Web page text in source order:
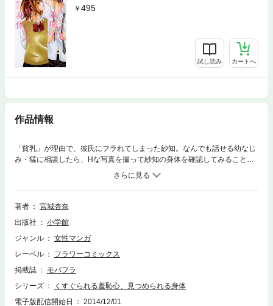
495
試し読み カートへ
作品情報
「貧乳」が理由で、彼氏にフラれてしまった紗知。なんでも話せる幼なじ
み・猛に相談したら、Hな写真を撮って紗知の身体を確認してみること
に！その日から、誰にも言えない秘密の撮影会が始まった…！？猛のこと
なんてなんとも思っていなかったのに、紗知は身体の奥からあふれる熱さ
を止められなくて…？
著者
宮城杏奈
出版社
小学館
ジャンル
女性マンガ
レーベル
フラワーコミックス
掲載誌
モバフラ
シリーズ
くすぐられる羞恥心、見つめられる身体
電子版配信開始日
2014/12/01